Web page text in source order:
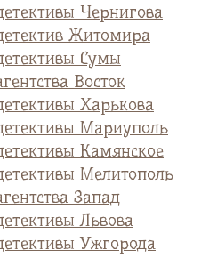
Чернигова
Житомира
Сумы
Восток
Харькова
Мариуполь
Камянское
Мелитополь
Запад
Львова
Ужгорода